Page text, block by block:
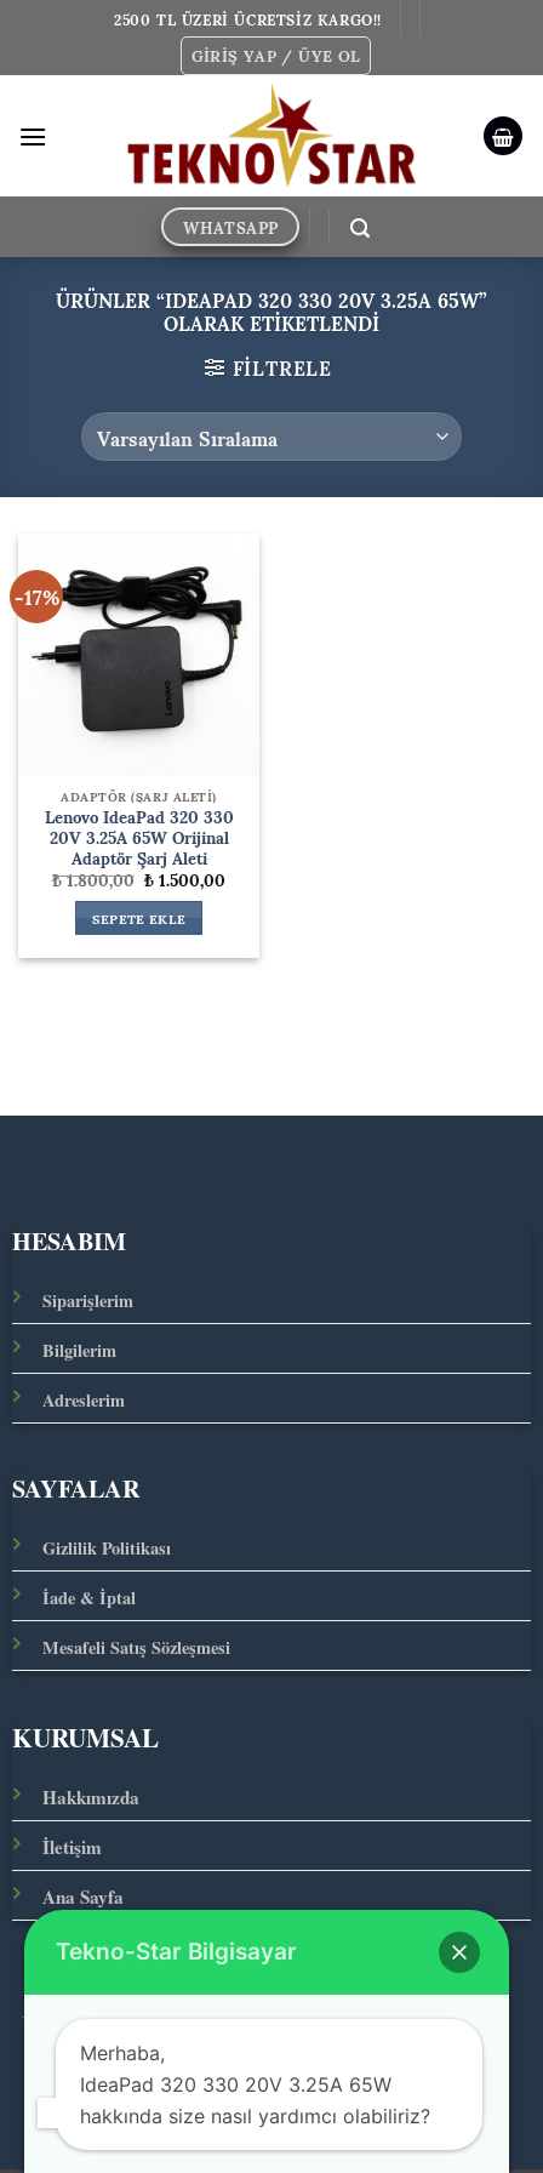
2500 TL ÜZERİ ÜCRETSİZ KARGO!!
GIRIŞ YAP / ÜYE OL
WHATSAPP
ÜRÜNLER “IDEAPAD 320 330 20V 3.25A 65W”
OLARAK ETIKETLENDI
FILTRELE
-17%
ADAPTÖR (ŞARJ ALETİ)
Lenovo IdeaPad 320 330
20V 3.25A 65W Orijinal
Adaptör Şarj Aleti
₺1.800,00Orijinal
fiyat:
₺ 1.800,00.
₺1.500,00
SEPETE EKLE
HESABIM
Siparişlerim
Bilgilerim
Adreslerim
SAYFALAR
Gizlilik Politikası
İade & İptal
Mesafeli Satış Sözleşmesi
KURUMSAL
Hakkımızda
İletişim
Ana Sayfa
© 2026 Teknolojinin Starı
Tekno-Star Bilgisayar
Merhaba,
IdeaPad 320 330 20V 3.25A 65W
hakkında size nasıl yardımcı olabiliriz?